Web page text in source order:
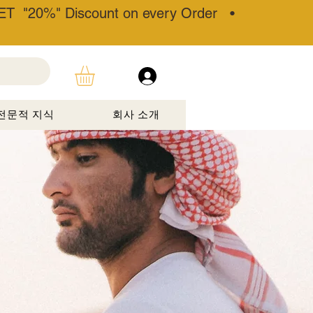
"20%" Discount on every Order •
문적 지식 회사 소개